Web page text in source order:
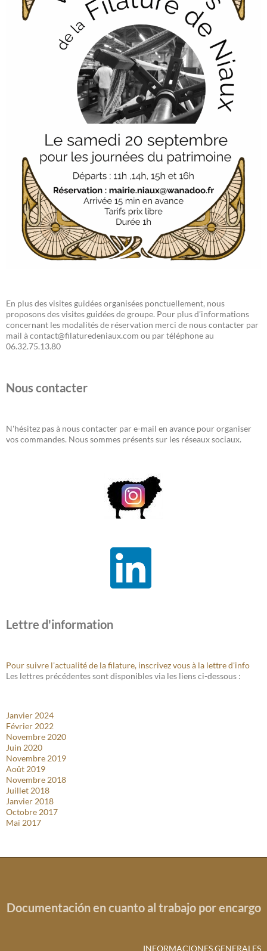
En plus des visites guidées organisées ponctuellement, nous
proposons des visites guidées de groupe. Pour plus d’informations
concernant les modalités de réservation merci de nous contacter par
mail à contact@filaturedeniaux.com ou par téléphone au
06.32.75.13.80
Nous contacter
N'hésitez pas à nous contacter par e-mail en avance pour organiser
vos commandes. Nous sommes présents sur les réseaux sociaux.
Lettre d'information
Pour suivre l'actualité de la filature, inscrivez vous à la lettre d'info
Les lettres précédentes sont disponibles via les liens ci-dessous :
Janvier 2024
Février 2022
Novembre 2020
Juin 2020
Novembre 2019
Août 2019
Novembre 2018
Juillet 2018
Janvier 2018
Octobre 2017
Mai 2017
Documentación en cuanto al trabajo por encargo
INFORMACIONES GENERALES